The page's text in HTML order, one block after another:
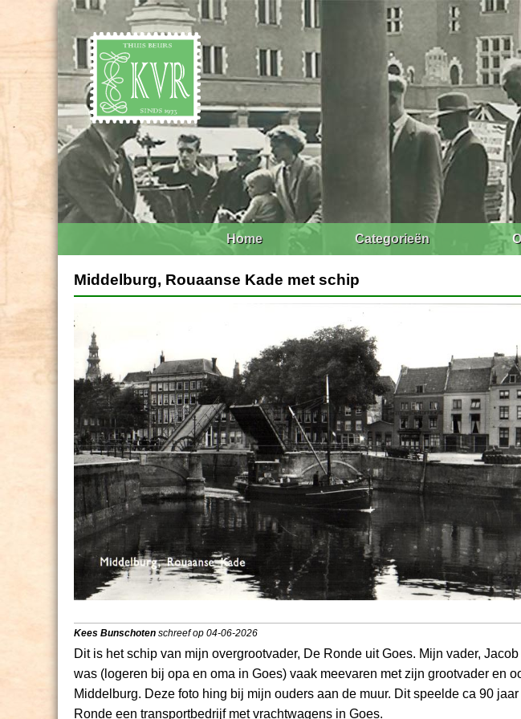
Home Categorieën
Middelburg, Rouaanse Kade met schip
Kees Bunschoten schreef op 04-06-2026
Dit is het schip van mijn overgrootvader, De Ronde uit Goes. Mijn vader,
was (logeren bij opa en oma in Goes) vaak meevaren met zijn grootvader en
Middelburg. Deze foto hing bij mijn ouders aan de muur. Dit speelde ca 90
Ronde een transportbedrijf met vrachtwagens in Goes.